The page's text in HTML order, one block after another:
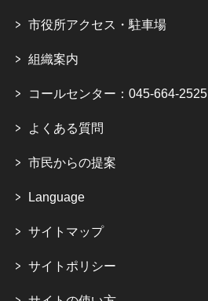
市役所アクセス・駐車場
組織案内
コールセンター：045-664-2525
よくある質問
市民からの提案
Language
サイトマップ
サイトポリシー